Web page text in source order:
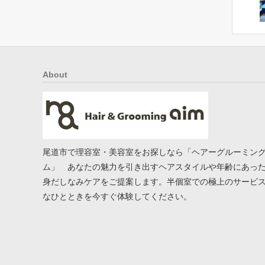
About
尾道市で理容室・美容室をお探しなら「ヘアーグルーミン
ム」 あなたの魅力を引き出すヘアスタイルや年齢にあっ
身だしなみケアをご提案します。半個室での極上のサービ
なひとときを今すぐ体験してください。